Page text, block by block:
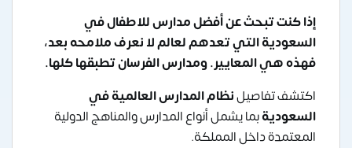
إذا كنت تبحث عن أفضل مدارس للاطفال في
السعودية التي تعدهم لعالم لا نعرف ملامحه بعد،
فهذه هي المعايير. ومدارس الفرسان تطبقها كلها.
اكتشف تفاصيلنظام المدارس العالمية في
السعوديةبما يشمل أنواع المدارس والمناهج الدولية
المعتمدة داخل المملكة.